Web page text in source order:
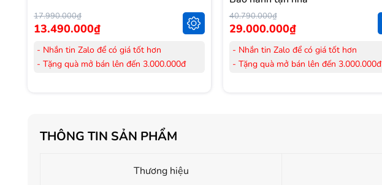
17.990.000₫
13.490.000₫
- Nhắn tin Zalo để có giá tốt hơn
- Tặng quà mở bán lên đến 3.000.000đ
- Cam kết hàng mới 100%.
40.790.000₫
29.000.000₫
- Nhắn tin Zalo để có giá tốt hơn
- Tặng quà mở bán lên đến 3.000.000đ
THÔNG TIN SẢN PHẨM
Thương hiệu